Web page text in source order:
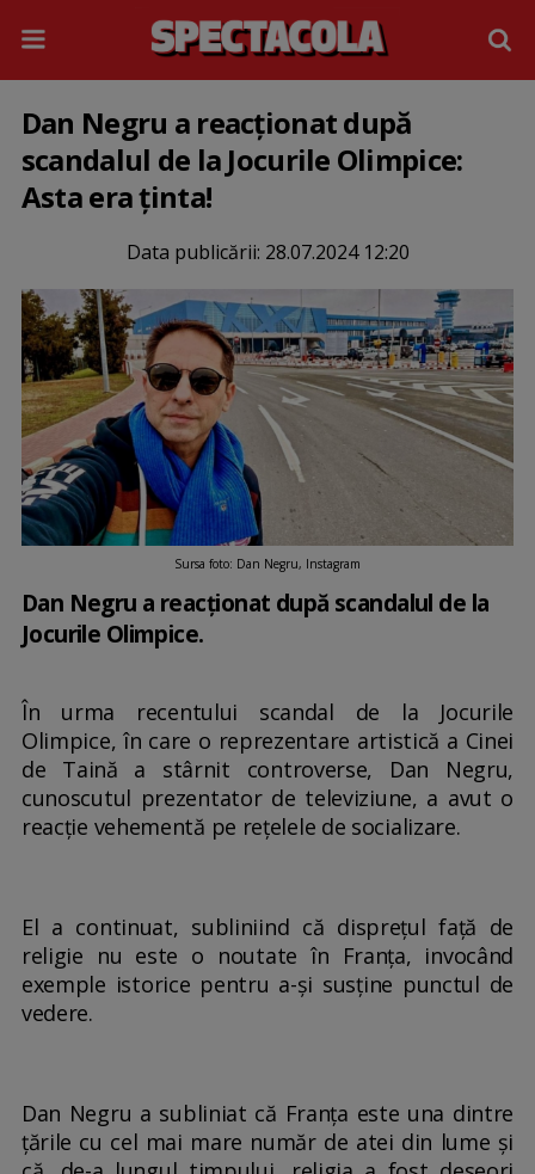
Dan Negru a reacționat după
scandalul de la Jocurile Olimpice:
Asta era ținta!
Data publicării: 28.07.2024 12:20
Sursa foto: Dan Negru, Instagram
Dan Negru a reacționat după scandalul de la
Jocurile Olimpice.
În urma recentului scandal de la Jocurile
Olimpice, în care o reprezentare artistică a Cinei
de Taină a stârnit controverse, Dan Negru,
cunoscutul prezentator de televiziune, a avut o
reacție vehementă pe rețelele de socializare.
El a continuat, subliniind că disprețul față de
religie nu este o noutate în Franța, invocând
exemple istorice pentru a-și susține punctul de
vedere.
Dan Negru a subliniat că Franța este una dintre
țările cu cel mai mare număr de atei din lume și